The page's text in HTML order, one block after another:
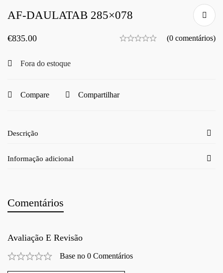
AF-DAULATAB 285×078
€835.00 (0 comentários)
Fora do estoque
Compare Compartilhar
Descrição
Informação adicional
Comentários
Avaliação E Revisão
Base no 0 Comentários